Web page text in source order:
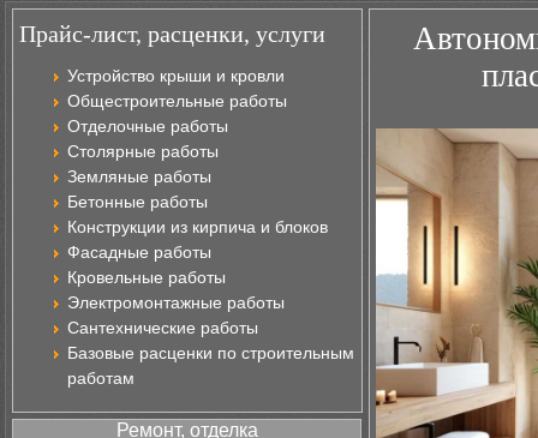
Прайс-лист, расценки, услуги
Устройство крыши и кровли
Общестроительные работы
Отделочные работы
Столярные работы
Земляные работы
Бетонные работы
Конструкции из кирпича и блоков
Фасадные работы
Кровельные работы
Электромонтажные работы
Сантехнические работы
Базовые расценки по строительным
работам
Ремонт, отделка